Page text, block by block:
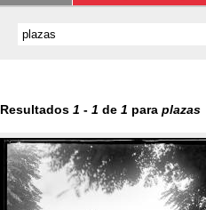
Resultados 1 - 1 de 1 para plazas